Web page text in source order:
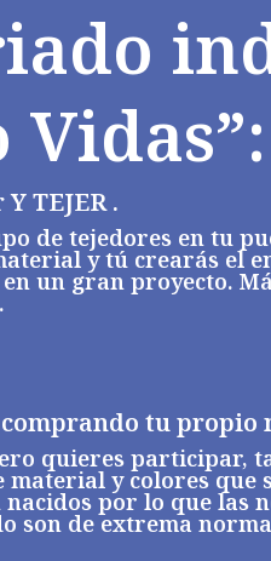
TEJER .
de tejedores en tu
y tú crearás el
un gran proyecto.
tu propio
quieres participar,
y colores
por lo que las
son de extrema